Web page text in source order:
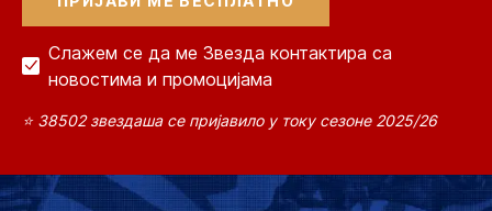
Слажем се да ме Звезда контактира са
новостима и промоцијама
⭐ 38502 звездаша се пријавило у току сезоне 2025/26